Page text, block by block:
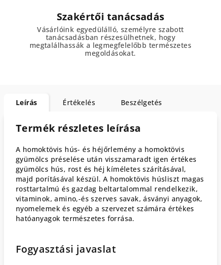
Szakértői tanácsadás
Vásárlóink egyedülálló, személyre szabott
tanácsadásban részesülhetnek, hogy
megtalálhassák a legmegfelelőbb természetes
megoldásokat.
Leírás Értékelés Beszélgetés
Termék részletes leírása
A homoktövis hús- és héjőrlemény a homoktövis
gyümölcs préselése után visszamaradt igen értékes
gyümölcs hús, rost és héj kíméletes szárításával,
majd porításával készül. A homoktövis húsliszt magas
rosttartalmú és gazdag beltartalommal rendelkezik,
vitaminok, amino,-és szerves savak, ásványi anyagok,
nyomelemek és egyéb a szervezet számára értékes
hatóanyagok természetes forrása.
Fogyasztási javaslat